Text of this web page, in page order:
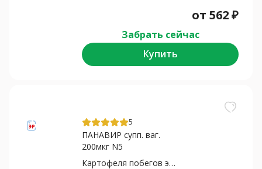
от 562₽
Забрать сейчас
Купить
5
ПАНАВИР супп. ваг.
200мкг N5
Картофеля побегов экстракт